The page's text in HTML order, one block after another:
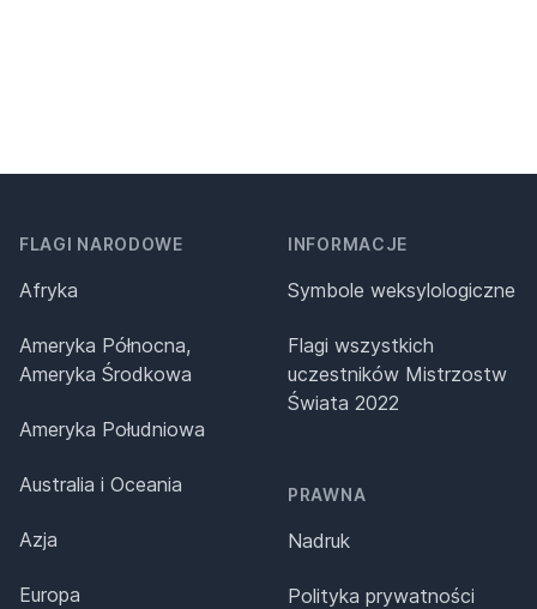
FLAGI NARODOWE
Afryka
Ameryka Północna,
Ameryka Środkowa
Ameryka Południowa
Australia i Oceania
Azja
Europa
INFORMACJE
Symbole weksylologiczne
Flagi wszystkich
uczestników Mistrzostw
Świata 2022
PRAWNA
Nadruk
Polityka prywatności